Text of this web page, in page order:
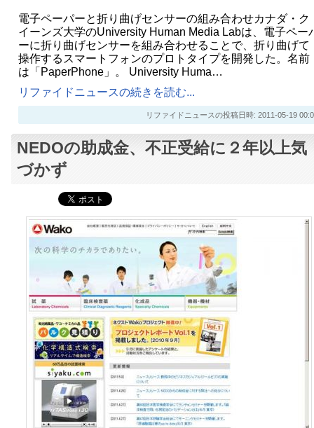
電子ペーパーと折り曲げセンサーの組み合わせカナダ・ク
イーンズ大学のUniversity Human Media Labは、電子ペー
ーに折り曲げセンサーを組み合わせることで、折り曲げて
操作するスマートフォンのプロトタイプを開発した。名前
は「PaperPhone」。 University Huma…
リファイドニュースの続きを読む...
リファイドニュースの投稿日時: 2011-05-19
NEDOの助成金、不正受給に２年以上気
づかず